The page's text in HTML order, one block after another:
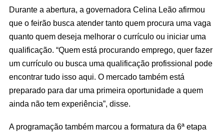
Durante a abertura, a governadora Celina Leão afirmou
que o feirão busca atender tanto quem procura uma vaga
quanto quem deseja melhorar o currículo ou iniciar uma
qualificação. “Quem está procurando emprego, quer fazer
um currículo ou busca uma qualificação profissional pode
encontrar tudo isso aqui. O mercado também está
preparado para dar uma primeira oportunidade a quem
ainda não tem experiência”, disse.
A programação também marcou a formatura da 6ª etapa